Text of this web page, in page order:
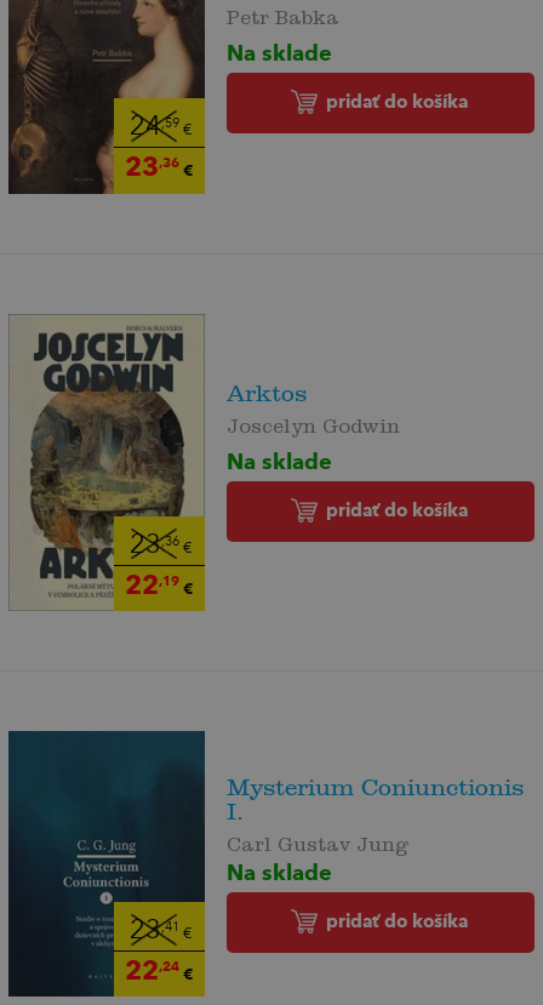
24,59 €
23,36€
Petr Babka
Na sklade
pridať do košíka
23,36€
22,19€
Arktos
Joscelyn Godwin
Na sklade
pridať do košíka
23,41 €
22,24€
Mysterium Coniunctionis
I.
Carl Gustav Jung
Na sklade
pridať do košíka